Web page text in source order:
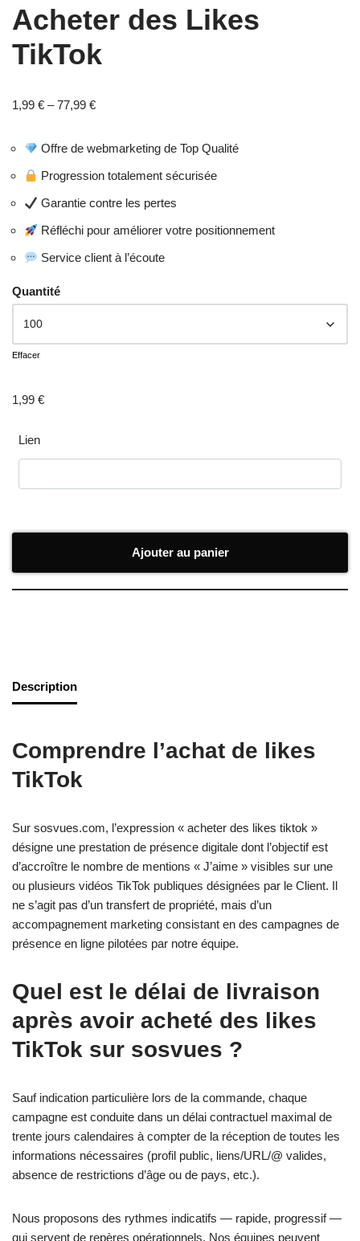
Acheter des Likes
TikTok
1,99 € –77,99 €
Offre de webmarketing de Top Qualité
Progression totalement sécurisée
Garantie contre les pertes
Réfléchi pour améliorer votre positionnement
Service client à l’écoute
Quantité
Effacer
1,99 €
Lien
Ajouter au panier
Description
Comprendre l’achat de likes
TikTok
Sur sosvues.com, l’expression « acheter des likes tiktok »
désigne une prestation de présence digitale dont l’objectif est
d’accroître le nombre de mentions « J’aime » visibles sur une
ou plusieurs vidéos TikTok publiques désignées par le Client. Il
ne s’agit pas d’un transfert de propriété, mais d’un
accompagnement marketing consistant en des campagnes de
présence en ligne pilotées par notre équipe.
Quel est le délai de livraison
après avoir acheté des likes
TikTok sur sosvues ?
Sauf indication particulière lors de la commande, chaque
campagne est conduite dans un délai contractuel maximal de
trente jours calendaires à compter de la réception de toutes les
informations nécessaires (profil public, liens/URL/@ valides,
absence de restrictions d’âge ou de pays, etc.).
Nous proposons des rythmes indicatifs — rapide, progressif —
qui servent de repères opérationnels. Nos équipes peuvent